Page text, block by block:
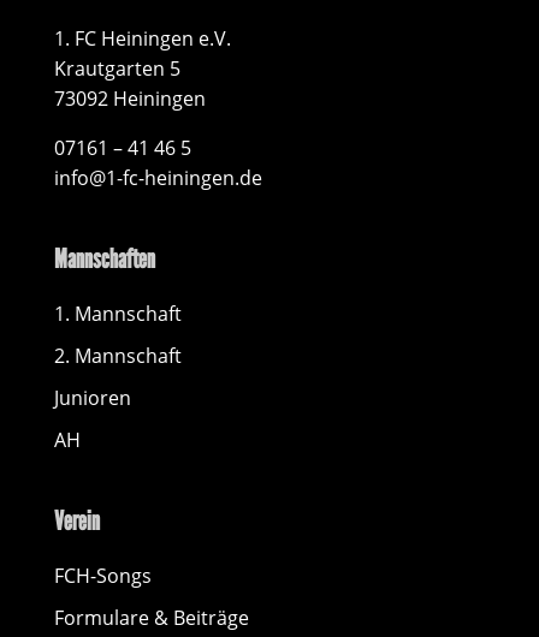
1. FC Heiningen e.V.
Krautgarten 5
73092 Heiningen
07161 – 41 46 5
info@1-fc-heiningen.de
Mannschaften
1. Mannschaft
2. Mannschaft
Junioren
AH
Verein
FCH-Songs
Formulare & Beiträge